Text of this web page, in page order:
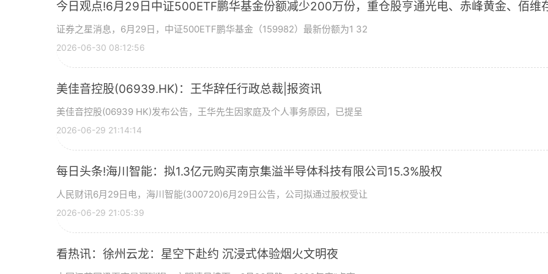
今日观点!6月29日中证500ETF鹏华基金份额减少200万份，重仓股亨通光电、赤峰黄金、佰维
证券之星消息，6月29日，中证500ETF鹏华基金（159982）最新份额为1 32
2026-06-30 08:12:56
美佳音控股(06939.HK)：王华辞任行政总裁|报资讯
美佳音控股(06939 HK)发布公告，王华先生因家庭及个人事务原因，已提呈
2026-06-29 21:14:14
每日头条!海川智能：拟1.3亿元购买南京集溢半导体科技有限公司15.3%股权
人民财讯6月29日电，海川智能(300720)6月29日公告，公司拟通过股权受让
2026-06-29 21:05:39
看热讯：徐州云龙：星空下赴约 沉浸式体验烟火文明夜